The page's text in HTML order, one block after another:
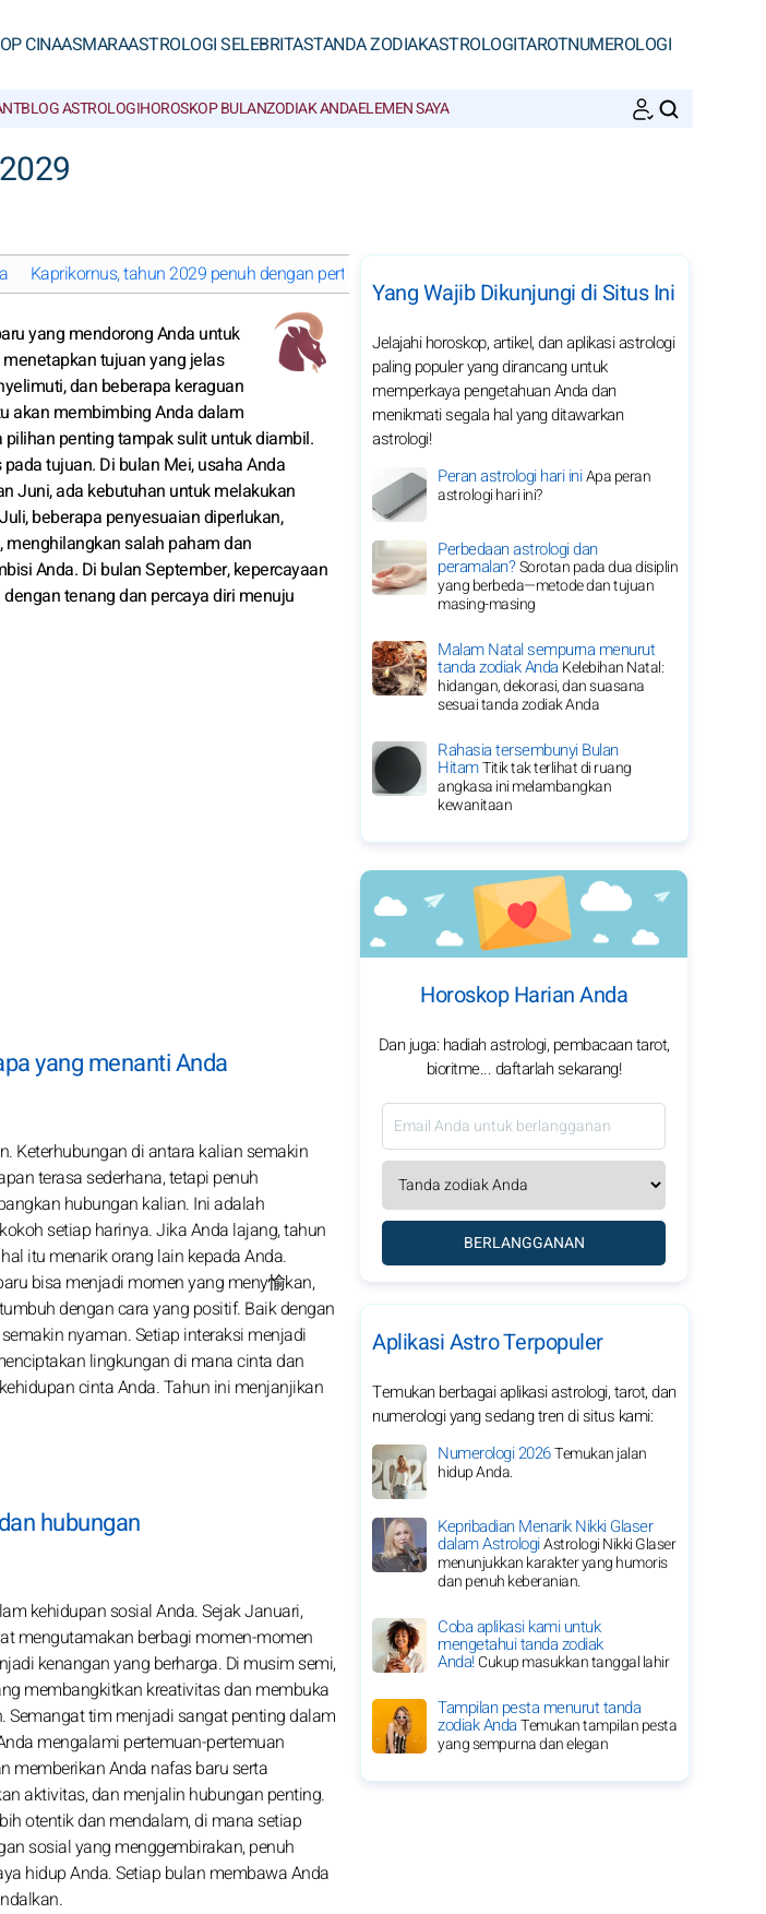
CINAASMARAASTROLOGI SELEBRITASTANDA ZODIAKASTROLOGITAROTNUMEROLOGI
BLOG ASTROLOGIHOROSKOP BULANZODIAK ANDAELEMEN SAYA
Kaprikornus, tahun 2029 penuh dengan pertemuan dan hubungan
yang mendorong Anda untuk
tujuan yang jelas
dan beberapa keraguan
akan membimbing Anda dalam
penting tampak sulit untuk diambil.
tujuan. Di bulan Mei, usaha Anda
Juni, ada kebutuhan untuk melakukan
beberapa penyesuaian diperlukan,
salah paham dan
Anda. Di bulan September, kepercayaan
tenang dan percaya diri menuju
yang menanti Anda
Keterhubungan di antara kalian semakin
terasa sederhana, tetapi penuh
hubungan kalian. Ini adalah
setiap harinya. Jika Anda lajang, tahun
itu menarik orang lain kepada Anda.
bisa menjadi momen yang meny愉kan,
dengan cara yang positif. Baik dengan
nyaman. Setiap interaksi menjadi
lingkungan di mana cinta dan
cinta Anda. Tahun ini menjanjikan
hubungan
kehidupan sosial Anda. Sejak Januari,
mengutamakan berbagi momen-momen
kenangan yang berharga. Di musim semi,
membangkitkan kreativitas dan membuka
Semangat tim menjadi sangat penting dalam
mengalami pertemuan-pertemuan
memberikan Anda nafas baru serta
aktivitas, dan menjalin hubungan penting.
otentik dan mendalam, di mana setiap
sosial yang menggembirakan, penuh
hidup Anda. Setiap bulan membawa Anda
Yang Wajib Dikunjungi di Situs Ini
Jelajahi horoskop, artikel, dan aplikasi astrologi
paling populer yang dirancang untuk
memperkaya pengetahuan Anda dan
menikmati segala hal yang ditawarkan
astrologi!
Peran astrologi hari iniApa peran
astrologi hari ini?
Perbedaan astrologi dan
peramalan?Sorotan pada dua disiplin
yang berbeda—metode dan tujuan
masing-masing
Malam Natal sempurna menurut
tanda zodiak Anda Kelebihan Natal:
hidangan, dekorasi, dan suasana
sesuai tanda zodiak Anda
Rahasia tersembunyi Bulan
HitamTitik tak terlihat di ruang
angkasa ini melambangkan
kewanitaan
Horoskop Harian Anda
Dan juga: hadiah astrologi, pembacaan tarot,
bioritme... daftarlah sekarang!
BERLANGGANAN
Aplikasi Astro Terpopuler
Temukan berbagai aplikasi astrologi, tarot, dan
numerologi yang sedang tren di situs kami:
Numerologi 2026Temukan jalan
hidup Anda.
Kepribadian Menarik Nikki Glaser
dalam AstrologiAstrologi Nikki Glaser
menunjukkan karakter yang humoris
dan penuh keberanian.
Coba aplikasi kami untuk
mengetahui tanda zodiak
Anda!Cukup masukkan tanggal lahir
Tampilan pesta menurut tanda
zodiak AndaTemukan tampilan pesta
yang sempurna dan elegan